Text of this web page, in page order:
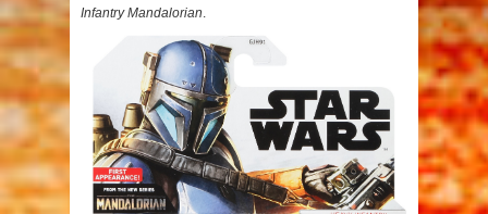
Infantry Mandalorian.